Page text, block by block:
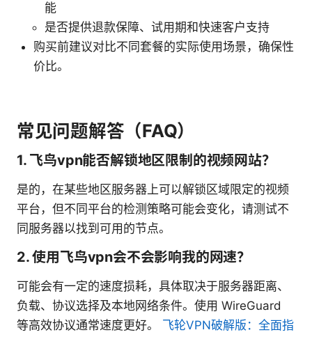
能
是否提供退款保障、试用期和快速客户支持
购买前建议对比不同套餐的实际使用场景，确保性
价比。
常见问题解答（FAQ）
1. 飞鸟vpn能否解锁地区限制的视频网站？
是的，在某些地区服务器上可以解锁区域限定的视频
平台，但不同平台的检测策略可能会变化，请测试不
同服务器以找到可用的节点。
2. 使用飞鸟vpn会不会影响我的网速？
可能会有一定的速度损耗，具体取决于服务器距离、
负载、协议选择及本地网络条件。使用 WireGuard
等高效协议通常速度更好。 飞轮VPN破解版：全面指